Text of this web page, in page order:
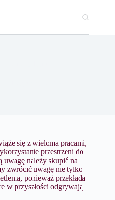
się z wieloma pracami,
przestrzeni do
uwagę należy skupić na
zwrócić uwagę nie tylko
ponieważ przekłada
w przyszłości odgrywają